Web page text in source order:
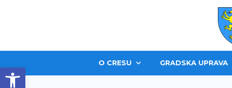
Open toolbarO CRESU GRADSKA UPRAVA